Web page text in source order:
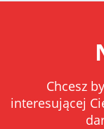
Chcesz
interesującej